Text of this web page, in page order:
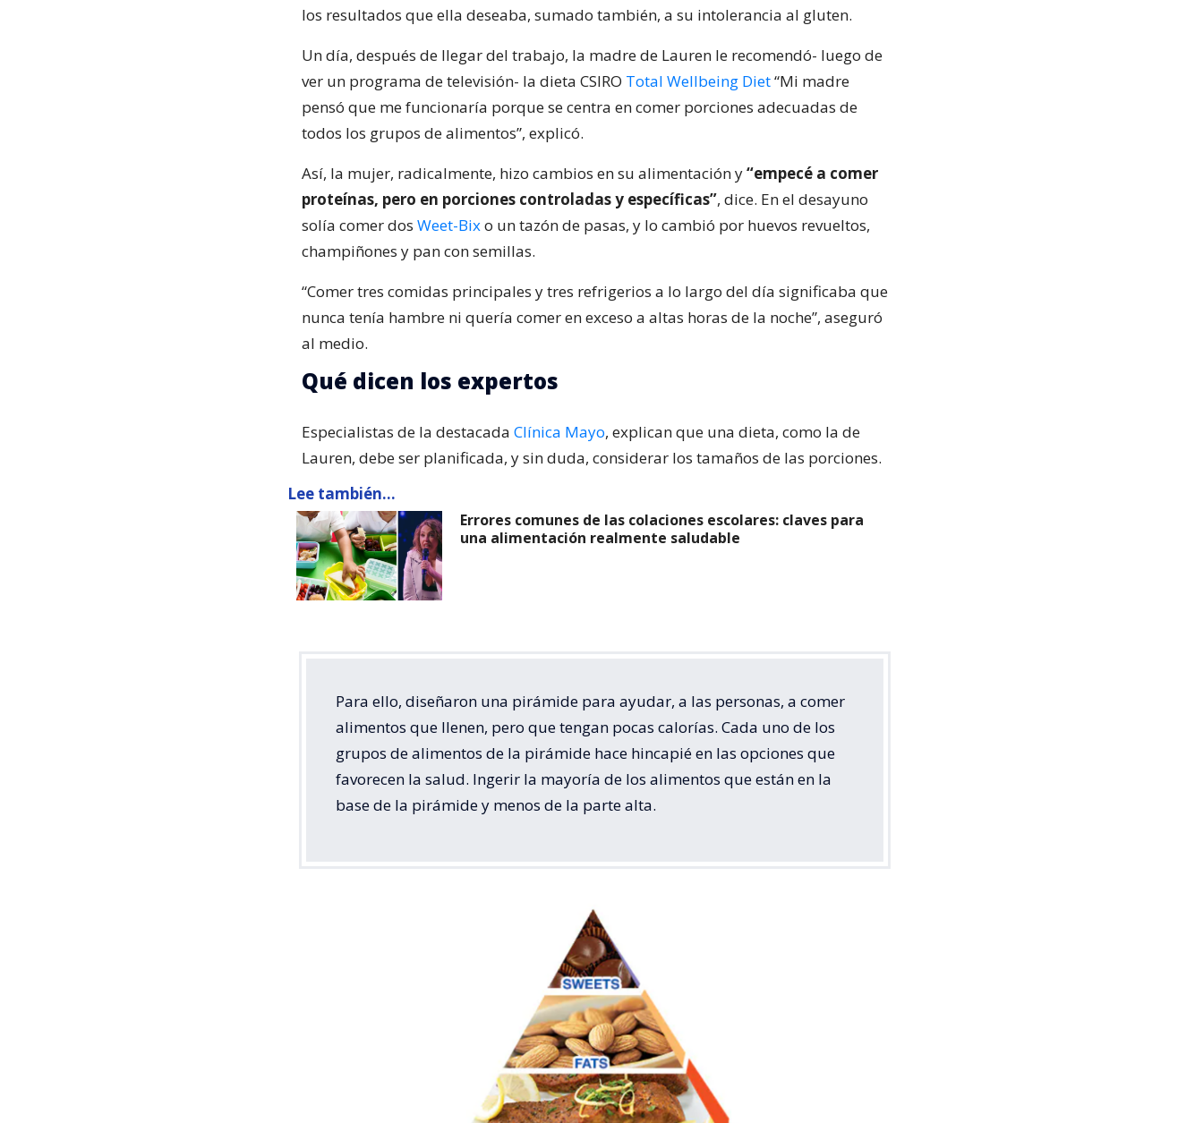
los resultados que ella deseaba, sumado también, a su intolerancia al gluten.
Un día, después de llegar del trabajo, la madre de Lauren le recomendó- luego de
ver un programa de televisión- la dieta CSIRO Total Wellbeing Diet“Mi madre
pensó que me funcionaría porque se centra en comer porciones adecuadas de
todos los grupos de alimentos”, explicó.
Así, la mujer, radicalmente, hizo cambios en su alimentación y“empecé a comer
proteínas, pero en porciones controladas y específicas”, dice. En el desayuno
solía comer dos Weet-Bixo un tazón de pasas, y lo cambió por huevos revueltos,
champiñones y pan con semillas.
“Comer tres comidas principales y tres refrigerios a lo largo del día significaba que
nunca tenía hambre ni quería comer en exceso a altas horas de la noche”, aseguró
al medio.
Qué dicen los expertos
Especialistas de la destacada Clínica Mayo, explican que una dieta, como la de
Lauren, debe ser planificada, y sin duda, considerar los tamaños de las porciones.
Lee también...
Errores comunes de las colaciones escolares: claves para
una alimentación realmente saludable
Para ello, diseñaron una pirámide para ayudar, a las personas, a comer
alimentos que llenen, pero que tengan pocas calorías. Cada uno de los
grupos de alimentos de la pirámide hace hincapié en las opciones que
favorecen la salud. Ingerir la mayoría de los alimentos que están en la
base de la pirámide y menos de la parte alta.